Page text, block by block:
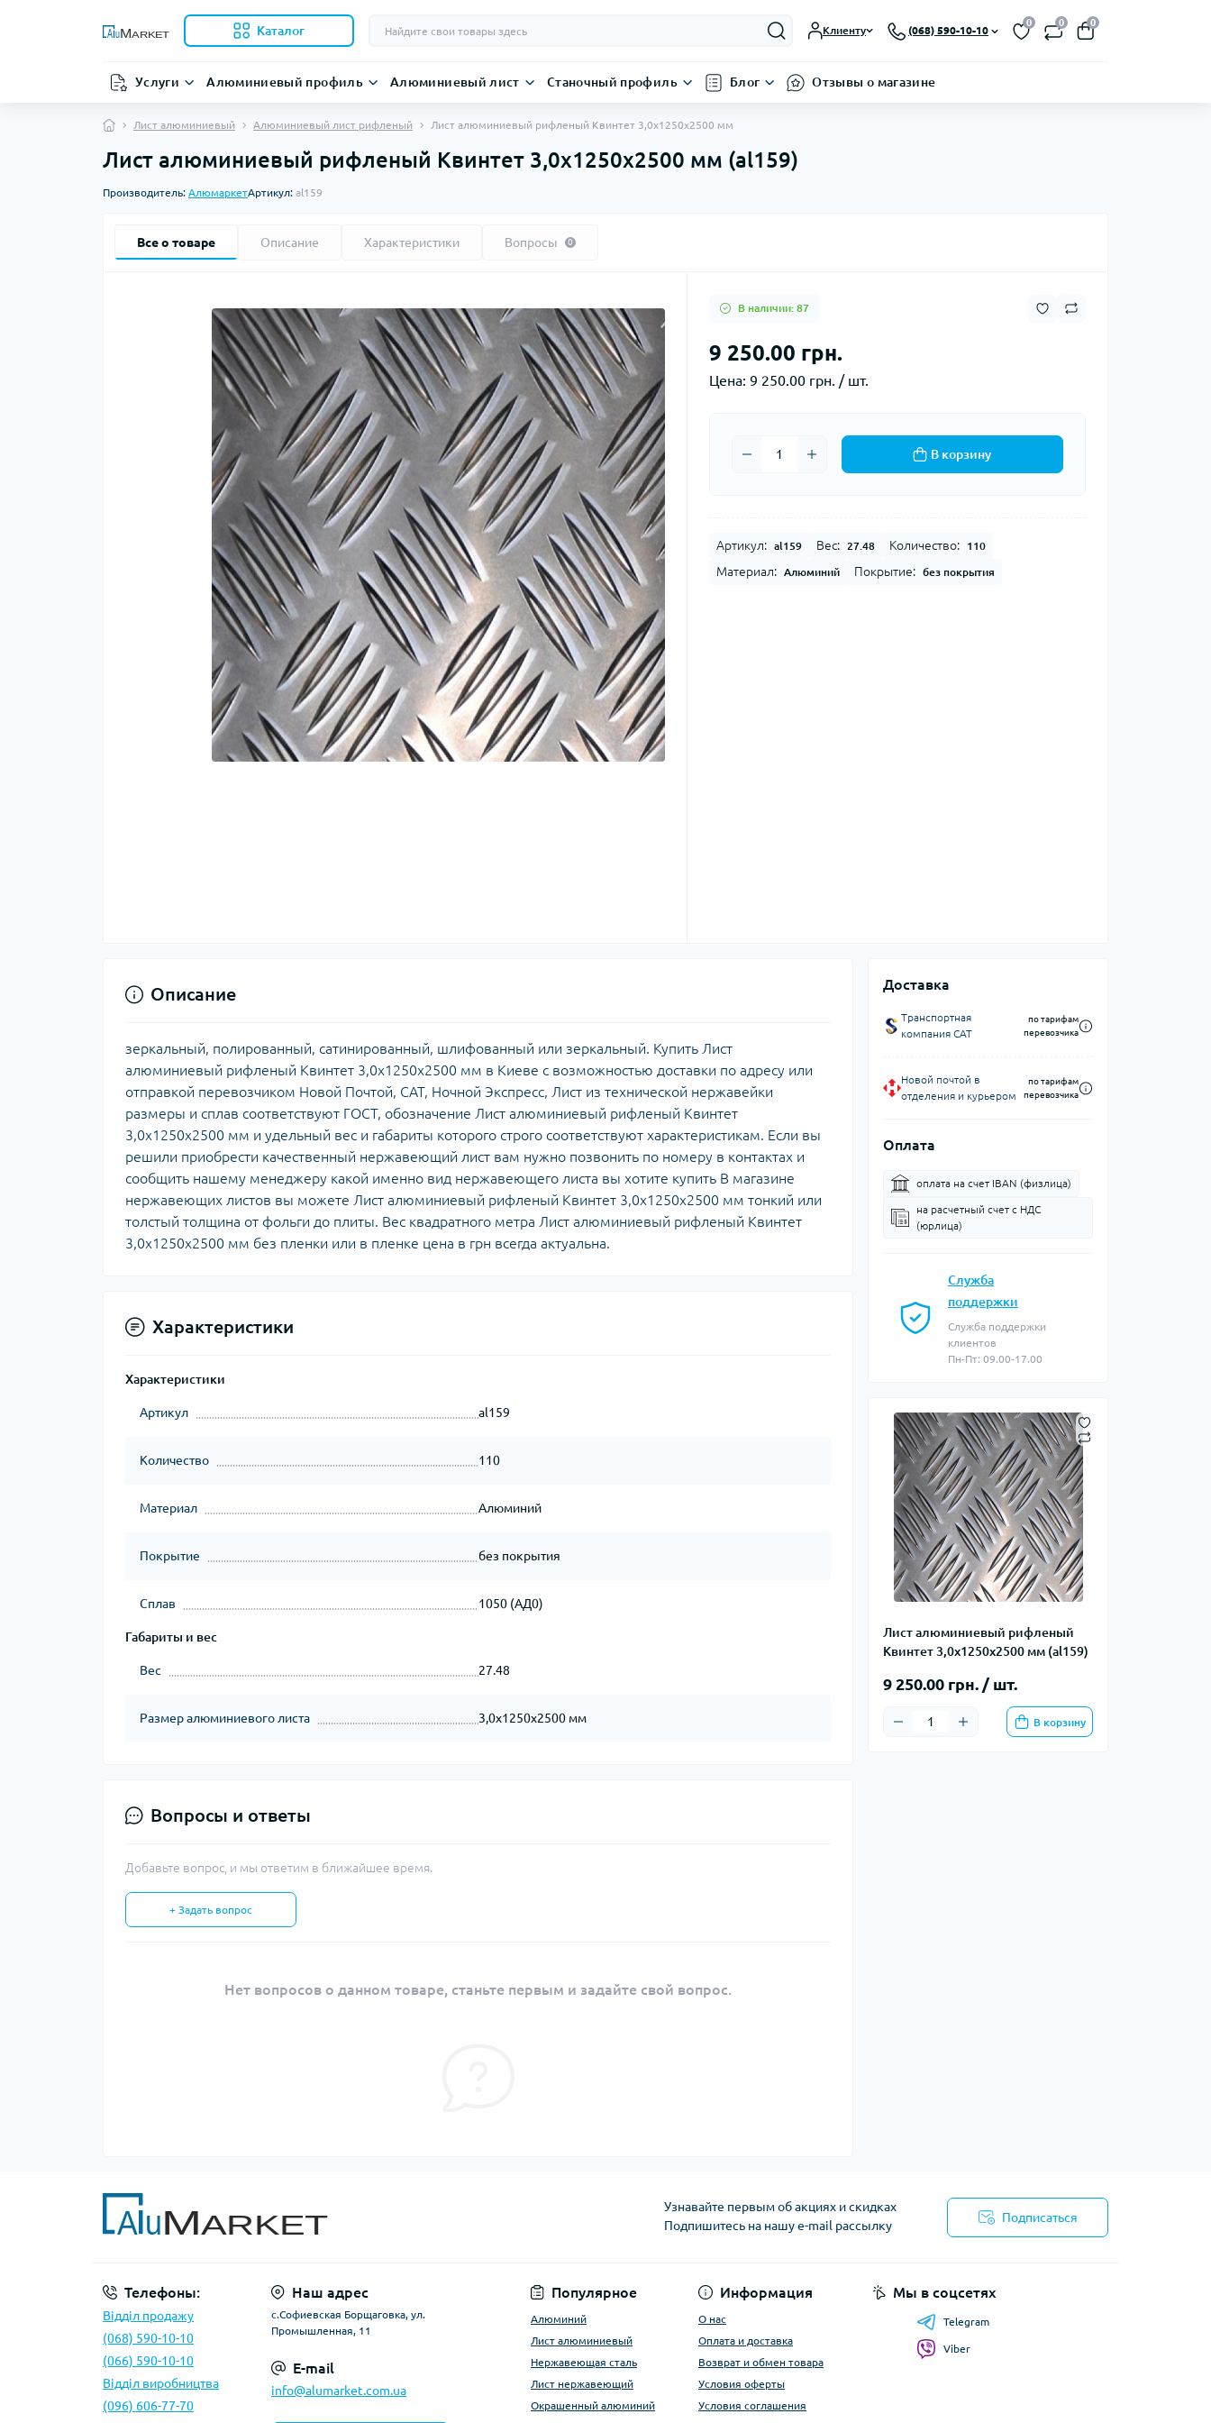
Каталог Клиенту (068) 590-10-10
0 0 0
Услуги Алюминиевый профиль Алюминиевый лист Станочный профиль Блог Отзывы о магазине
Лист алюминиевый Алюминиевый лист рифленый Лист алюминиевый рифленый Квинтет 3,0х1250х2500 мм
Лист алюминиевый рифленый Квинтет 3,0х1250х2500 мм (al159)
Производитель: АлюмаркетАртикул: al159
Все о товаре Описание Характеристики Вопросы 0
В наличии: 87
9 250.00 грн.
Цена: 9 250.00 грн. / шт.
В корзину
Артикул: al159 Вес: 27.48 Количество: 110
Материал: Алюминий Покрытие: без покрытия
Доставка
Транспортная
компания CAT
по тарифам
перевозчика
Новой почтой в
отделения и курьером
по тарифам
перевозчика
Оплата
оплата на счет IBAN (физлица)
на расчетный счет c НДС
(юрлица)
Служба
поддержки
Служба поддержки
клиентов
Пн-Пт: 09.00-17.00
Лист алюминиевый рифленый
Квинтет 3,0х1250х2500 мм (al159)
9 250.00 грн. / шт.
В корзину
Описание
зеркальный, полированный, сатинированный, шлифованный или зеркальный. Купить Лист
алюминиевый рифленый Квинтет 3,0х1250х2500 мм в Киеве с возможностью доставки по адресу или
отправкой перевозчиком Новой Почтой, САТ, Ночной Экспресс, Лист из технической нержавейки
размеры и сплав соответствуют ГОСТ, обозначение Лист алюминиевый рифленый Квинтет
3,0х1250х2500 мм и удельный вес и габариты которого строго соответствуют характеристикам. Если вы
решили приобрести качественный нержавеющий лист вам нужно позвонить по номеру в контактах и
сообщить нашему менеджеру какой именно вид нержавеющего листа вы хотите купить В магазине
нержавеющих листов вы можете Лист алюминиевый рифленый Квинтет 3,0х1250х2500 мм тонкий или
толстый толщина от фольги до плиты. Вес квадратного метра Лист алюминиевый рифленый Квинтет
3,0х1250х2500 мм без пленки или в пленке цена в грн всегда актуальна.
Характеристики
Характеристики
Артикул al159
Количество 110
Материал Алюминий
Покрытие без покрытия
Сплав 1050 (АД0)
Габариты и вес
Вес 27.48
Размер алюминиевого листа 3,0х1250х2500 мм
Вопросы и ответы
Добавьте вопрос, и мы ответим в ближайшее время.
+ Задать вопрос
Нет вопросов о данном товаре, станьте первым и задайте свой вопрос.
Узнавайте первым об акциях и скидках
Подпишитесь на нашу e-mail рассылку
Подписаться
Телефоны:
Відділ продажу
(068) 590-10-10
(066) 590-10-10
Відділ виробництва
(096) 606-77-70
Наш адрес
с.Софиевская Борщаговка, ул.
Промышленная, 11
E-mail
info@alumarket.com.ua
Популярное
Алюминий
Лист алюминиевый
Нержавеющая сталь
Лист нержавеющий
Окрашенный алюминий
Информация
О нас
Оплата и доставка
Возврат и обмен товара
Условия оферты
Условия соглашения
Мы в соцсетях
Telegram
Viber